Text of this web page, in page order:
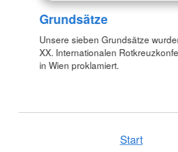
Grundsätze
Unsere sieben Grundsätze
XX. Internationalen
in Wien proklamiert.
Start